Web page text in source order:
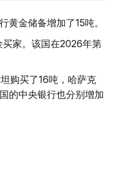
黄金储备增加了15吨。
家。该国在2026年第
购买了16吨，哈萨克
的中央银行也分别增加